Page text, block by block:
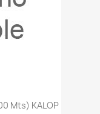
Mts) KALOP